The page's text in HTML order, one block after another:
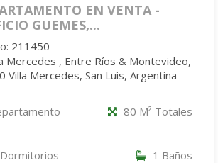
EN VENTA -
GUEMES,...
211450
Mercedes , Entre Ríos & Montevideo,
Villa Mercedes, San Luis, Argentina
80 M² Totales
1 Baños